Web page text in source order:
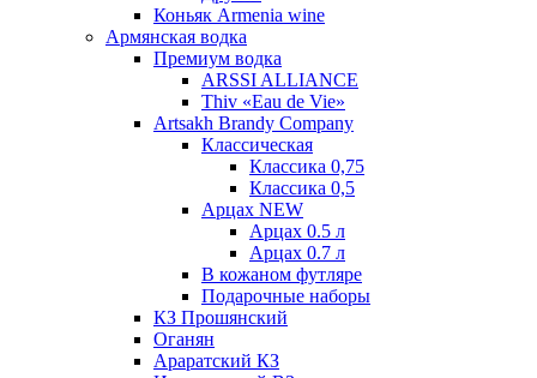
Коньяк Armenia wine
Армянская водка
Премиум водка
ARSSI ALLIANCE
Thiv «Eau de Vie»
Artsakh Brandy Company
Классическая
Классика 0,75
Классика 0,5
Арцах NEW
Арцах 0.5 л
Арцах 0.7 л
В кожаном футляре
Подарочные наборы
КЗ Прошянский
Оганян
Араратский КЗ